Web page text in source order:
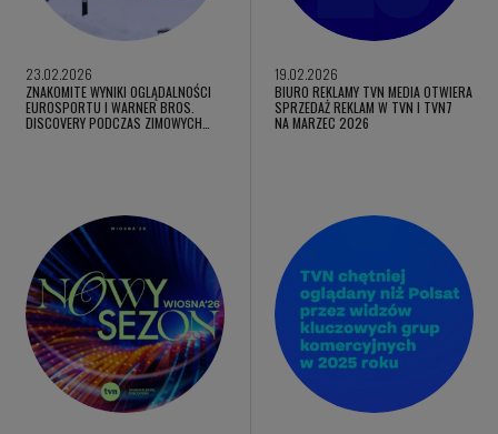
23.02.2026
ZNAKOMITE WYNIKI OGLĄDALNOŚCI
EUROSPORTU I WARNER BROS.
DISCOVERY PODCZAS ZIMOWYCH…
19.02.2026
BIURO REKLAMY TVN MEDIA OTWIERA
SPRZEDAŻ REKLAM W TVN I TVN7
NA MARZEC 2026